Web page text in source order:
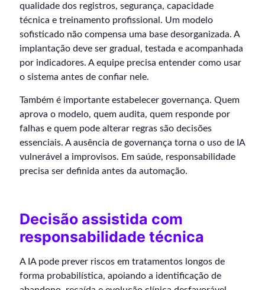
qualidade dos registros, segurança, capacidade
técnica e treinamento profissional. Um modelo
sofisticado não compensa uma base desorganizada. A
implantação deve ser gradual, testada e acompanhada
por indicadores. A equipe precisa entender como usar
o sistema antes de confiar nele.
Também é importante estabelecer governança. Quem
aprova o modelo, quem audita, quem responde por
falhas e quem pode alterar regras são decisões
essenciais. A ausência de governança torna o uso de IA
vulnerável a improvisos. Em saúde, responsabilidade
precisa ser definida antes da automação.
Decisão assistida com
responsabilidade técnica
A IA pode prever riscos em tratamentos longos de
forma probabilística, apoiando a identificação de